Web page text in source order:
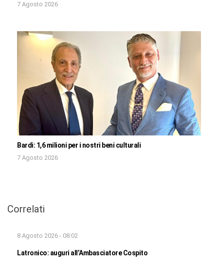
7 Agosto 2026
Bardi: 1,6 milioni per i nostri beni culturali
7 Agosto 2026
Correlati
8 Agosto 2026 - 08:02
Latronico: auguri all’Ambasciatore Cospito